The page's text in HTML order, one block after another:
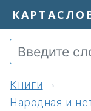
книги
Народная и